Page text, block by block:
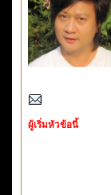
ผู้เริ่มหัวข้อนี้